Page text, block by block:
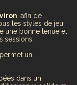
, afin de
les styles de jeu.
une bonne tenue et
sessions.
permet un
dans un